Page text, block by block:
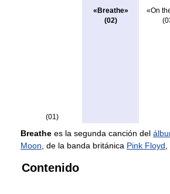
(01)
«Breathe»
(02)
«On
Breathe es la segunda canción del
Moon , de la banda británica Pink Floyd
Contenido